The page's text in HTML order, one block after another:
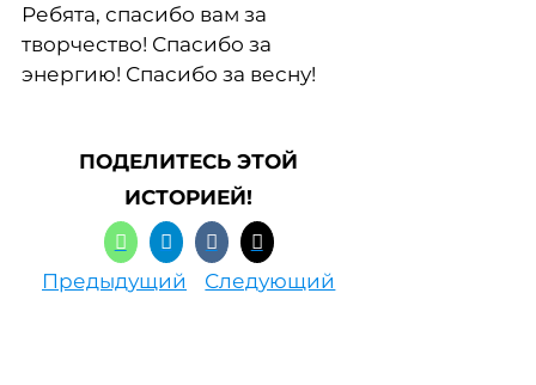
Ребята, спасибо вам за
творчество! Спасибо за
энергию! Спасибо за весну!
ПОДЕЛИТЕСЬ ЭТОЙ
ИСТОРИЕЙ!
Предыдущий Следующий